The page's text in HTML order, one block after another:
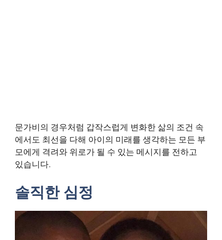
문가비의 경우처럼 갑작스럽게 변화한 삶의 조건 속
에서도 최선을 다해 아이의 미래를 생각하는 모든 부
모에게 격려와 위로가 될 수 있는 메시지를 전하고
있습니다.
솔직한 심정